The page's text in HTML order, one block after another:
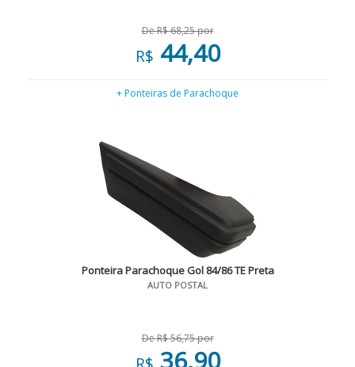
De R$ 68,25 por
R$ 44,40
+ Ponteiras de Parachoque
Ponteira Parachoque Gol 84/86 TE Preta
AUTO POSTAL
De R$ 56,75 por
36,90